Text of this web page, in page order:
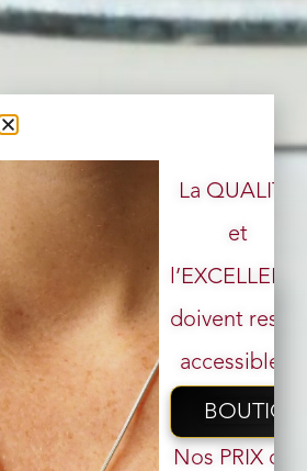
La QUALITÉ
et
l’EXCELLENCE
doivent rester
accessibles.
BOUTIQUE
Nos PRIX ont